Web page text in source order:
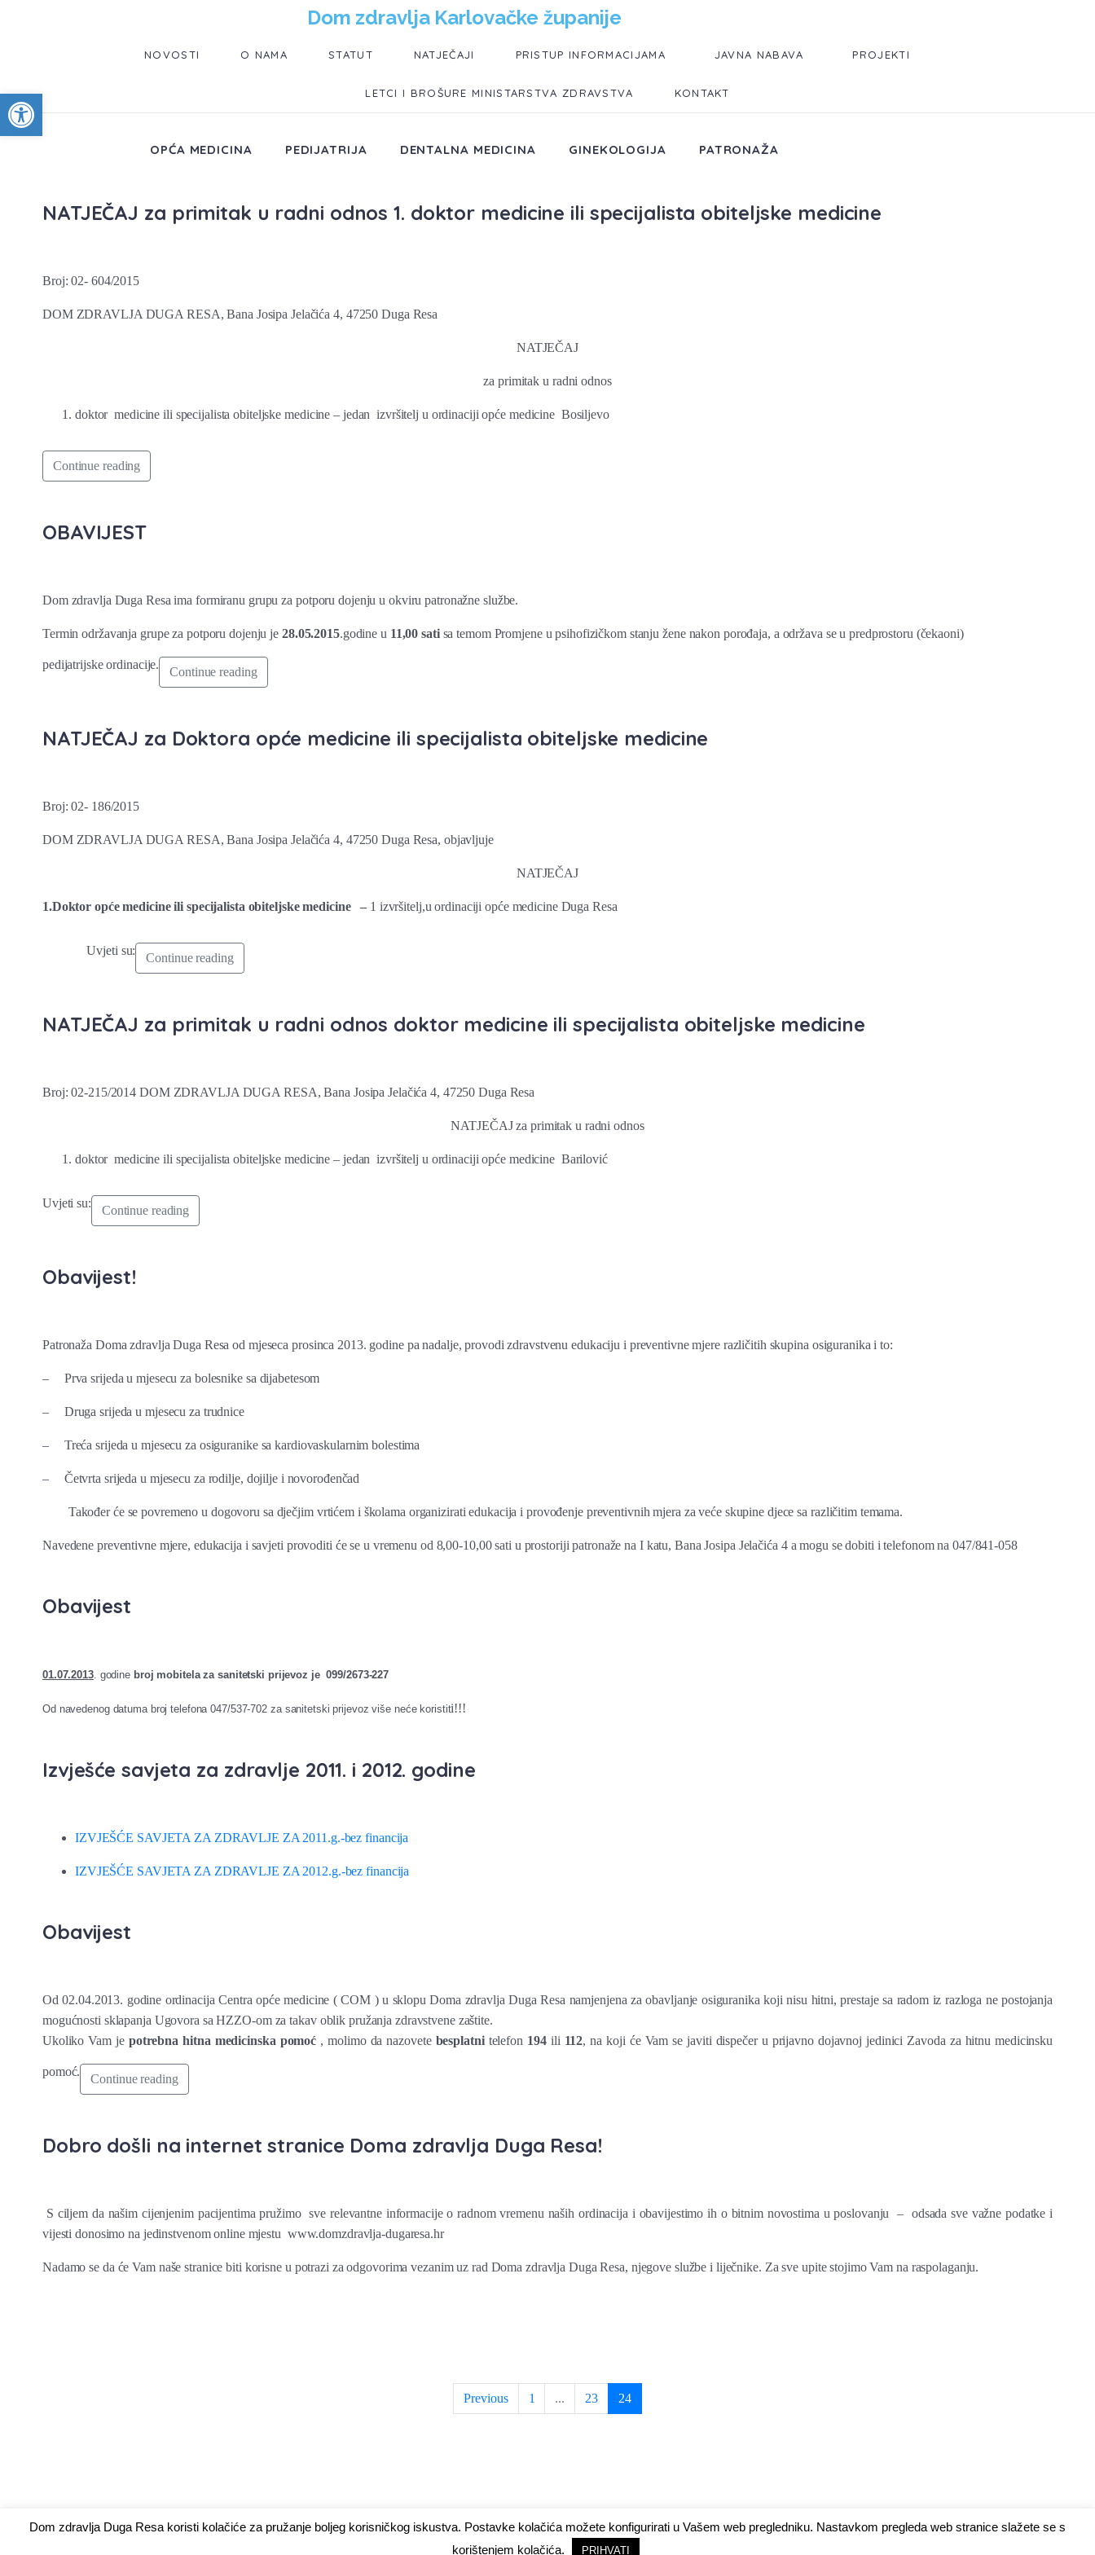
Open toolbar
Dom zdravlja Karlovačke županije
NOVOSTI O NAMA STATUT NATJEČAJI PRISTUP INFORMACIJAMA JAVNA NABAVA PROJEKTI
LETCI I BROŠURE MINISTARSTVA ZDRAVSTVA KONTAKT
OPĆA MEDICINA PEDIJATRIJA DENTALNA MEDICINA GINEKOLOGIJA PATRONAŽA
NATJEČAJ za primitak u radni odnos 1. doktor medicine ili specijalista obiteljske medicine
Broj: 02- 604/2015
DOM ZDRAVLJA DUGA RESA, Bana Josipa Jelačića 4, 47250 Duga Resa
NATJEČAJ
za primitak u radni odnos
doktor medicine ili specijalista obiteljske medicine – jedan izvršitelj u ordinaciji opće medicine Bosiljevo
Continue reading
OBAVIJEST
Dom zdravlja Duga Resa ima formiranu grupu za potporu dojenju u okviru patronažne službe.
Termin održavanja grupe za potporu dojenju je 28.05.2015.godine u 11,00 satisa temom Promjene u psihofizičkom stanju žene nakon porođaja, a održava se u predprostoru (čekaoni)
pedijatrijske ordinacije.
Continue reading
NATJEČAJ za Doktora opće medicine ili specijalista obiteljske medicine
Broj: 02- 186/2015
DOM ZDRAVLJA DUGA RESA, Bana Josipa Jelačića 4, 47250 Duga Resa, objavljuje
NATJEČAJ
1.Doktor opće medicine ili specijalista obiteljske medicine – 1 izvršitelj,u ordinaciji opće medicine Duga Resa
Uvjeti su:
Continue reading
NATJEČAJ za primitak u radni odnos doktor medicine ili specijalista obiteljske medicine
Broj: 02-215/2014 DOM ZDRAVLJA DUGA RESA, Bana Josipa Jelačića 4, 47250 Duga Resa
NATJEČAJ za primitak u radni odnos
doktor medicine ili specijalista obiteljske medicine – jedan izvršitelj u ordinaciji opće medicine Barilović
Uvjeti su:
Continue reading
Obavijest!
Patronaža Doma zdravlja Duga Resa od mjeseca prosinca 2013. godine pa nadalje, provodi zdravstvenu edukaciju i preventivne mjere različitih skupina osiguranika i to:
– Prva srijeda u mjesecu za bolesnike sa dijabetesom
– Druga srijeda u mjesecu za trudnice
– Treća srijeda u mjesecu za osiguranike sa kardiovaskularnim bolestima
– Četvrta srijeda u mjesecu za rodilje, dojilje i novorođenčad
Također će se povremeno u dogovoru sa dječjim vrtićem i školama organizirati edukacija i provođenje preventivnih mjera za veće skupine djece sa različitim temama.
Navedene preventivne mjere, edukacija i savjeti provoditi će se u vremenu od 8,00-10,00 sati u prostoriji patronaže na I katu, Bana Josipa Jelačića 4 a mogu se dobiti i telefonom na 047/841-058
Obavijest
01.07.2013. godine broj mobitela za sanitetski prijevoz je 099/2673-227
Od navedenog datuma broj telefona 047/537-702 za sanitetski prijevoz više neće koristiti!!!
Izvješće savjeta za zdravlje 2011. i 2012. godine
IZVJEŠĆE SAVJETA ZA ZDRAVLJE ZA 2011.g.-bez financija
IZVJEŠĆE SAVJETA ZA ZDRAVLJE ZA 2012.g.-bez financija
Obavijest
Od 02.04.2013. godine ordinacija Centra opće medicine ( COM ) u sklopu Doma zdravlja Duga Resa namjenjena za obavljanje osiguranika koji nisu hitni, prestaje sa radom iz razloga ne postojanja
mogućnosti sklapanja Ugovora sa HZZO-om za takav oblik pružanja zdravstvene zaštite.
Ukoliko Vam jepotrebna hitna medicinska pomoć , molimo da nazovetebesplatnitelefon 194 ili 112, na koji će Vam se javiti dispečer u prijavno dojavnoj jedinici Zavoda za hitnu medicinsku
pomoć.
Continue reading
Dobro došli na internet stranice Doma zdravlja Duga Resa!
S ciljem da našim cijenjenim pacijentima pružimo sve relevantne informacije o radnom vremenu naših ordinacija i obavijestimo ih o bitnim novostima u poslovanju – odsada sve važne podatke i
vijesti donosimo na jedinstvenom online mjestu www.domzdravlja-dugaresa.hr
Nadamo se da će Vam naše stranice biti korisne u potrazi za odgovorima vezanim uz rad Doma zdravlja Duga Resa, njegove službe i liječnike. Za sve upite stojimo Vam na raspolaganju.
Previous 1 ... 23 24
Dom zdravlja Duga Resa koristi kolačiće za pružanje boljeg korisničkog iskustva. Postavke kolačića možete konfigurirati u Vašem web pregledniku. Nastavkom pregleda web stranice slažete se s
korištenjem kolačića.
PRIHVATI